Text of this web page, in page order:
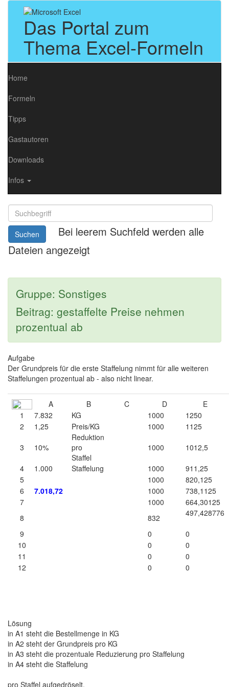
Das Portal zum
Thema Excel-Formeln
Home
Formeln
Tipps
Gastautoren
Downloads
Infos
Suchen
Bei leerem Suchfeld werden alle
Dateien angezeigt
Gruppe: Sonstiges
Beitrag: gestaffelte Preise nehmen
prozentual ab
Aufgabe
Der Grundpreis für die erste Staffelung nimmt für alle weiteren
Staffelungen prozentual ab - also nicht linear.
A B C D
E
1
7.832 KG 1000
1250
2
1,25 Preis/KG 1000 1125
3 10%
Reduktion
pro
Staffel
1000 1012,5
4 1.000 Staffelung 1000
911,25
5
1000
820,125
6
7.018,72 1000
738,1125
7
1000
664,30125
8
832 497,428776
9 0
0
10
0
0
11
0
0
12
0 0
Lösung
in A1 steht die Bestellmenge in KG
in A2 steht der Grundpreis pro KG
in A3 steht die prozentuale Reduzierung pro Staffelung
in A4 steht die Staffelung
pro Staffel aufgedröselt.